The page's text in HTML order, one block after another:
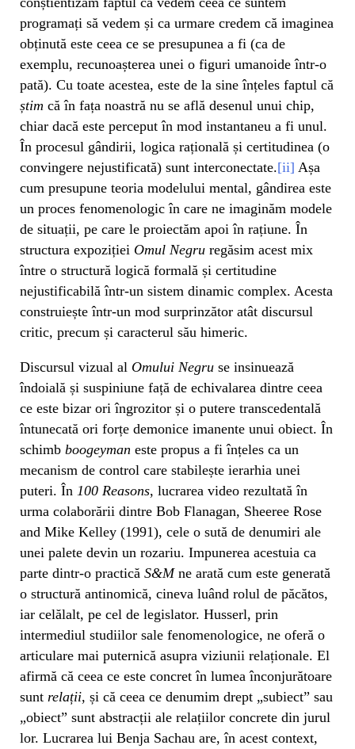
programați să vedem și ca urmare credem că imaginea
obținută este ceea ce se presupunea a fi (ca de
exemplu, recunoașterea unei o figuri umanoide într-o
pată). Cu toate acestea, este de la sine înțeles faptul că
știm că în fața noastră nu se află desenul unui chip,
chiar dacă este perceput în mod instantaneu a fi unul.
În procesul gândirii, logica rațională și certitudinea (o
convingere nejustificată) sunt interconectate.[ii] Așa
cum presupune teoria modelului mental, gândirea este
un proces fenomenologic în care ne imaginăm modele
de situații, pe care le proiectăm apoi în rațiune. În
structura expoziției Omul Negru regăsim acest mix
între o structură logică formală și certitudine
nejustificabilă într-un sistem dinamic complex. Acesta
construiește într-un mod surprinzător atât discursul
critic, precum și caracterul său himeric.
Discursul vizual al Omului Negru se insinuează
îndoială și suspiniune față de echivalarea dintre ceea
ce este bizar ori îngrozitor și o putere transcedentală
întunecată ori forțe demonice imanente unui obiect. În
schimb boogeyman este propus a fi înțeles ca un
mecanism de control care stabilește ierarhia unei
puteri. În 100 Reasons, lucrarea video rezultată în
urma colaborării dintre Bob Flanagan, Sheeree Rose
and Mike Kelley (1991), cele o sută de denumiri ale
unei palete devin un rozariu. Impunerea acestuia ca
parte dintr-o practică S&Mne arată cum este generată
o structură antinomică, cineva luând rolul de păcătos,
iar celălalt, pe cel de legislator. Husserl, prin
intermediul studiilor sale fenomenologice, ne oferă o
articulare mai puternică asupra viziunii relaționale. El
afirmă că ceea ce este concret în lumea înconjurătoare
sunt relații, și că ceea ce denumim drept „subiect” sau
„obiect” sunt abstracții ale relațiilor concrete din jurul
lor. Lucrarea lui Benja Sachau are, în acest context,